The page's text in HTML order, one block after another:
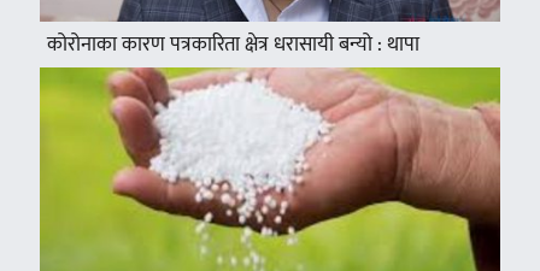
कोरोनाका कारण पत्रकारिता क्षेत्र धरासायी बन्यो : थापा